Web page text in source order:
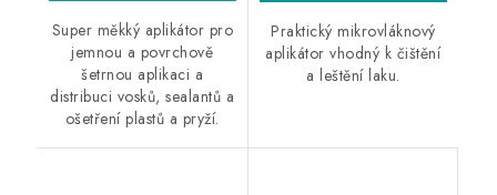
Super měkký aplikátor pro
jemnou a povrchově
šetrnou aplikaci a
distribuci vosků, sealantů a
ošetření plastů a pryží.
Praktický mikrovláknový
aplikátor vhodný k čištění
a leštění laku.